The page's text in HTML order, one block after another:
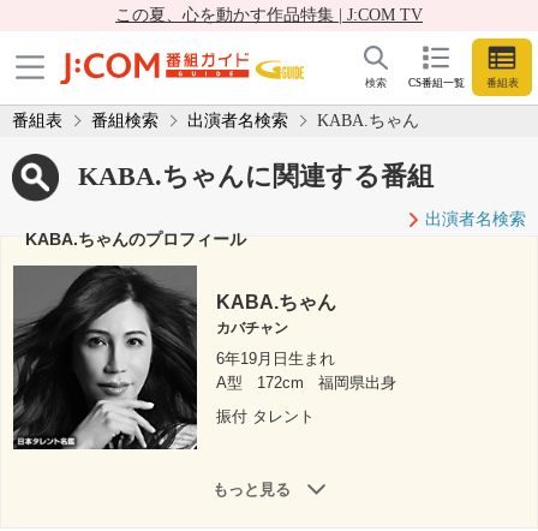
この夏、心を動かす作品特集 | J:COM TV
CS番組一覧 番組表
検索
番組表 番組検索 出演者名検索 KABA.ちゃん
KABA.ちゃんに関連する番組
出演者名検索
KABA.ちゃんのプロフィール
KABA.ちゃん
カバチャン
6年19月日生まれ
A型
172cm
福岡県出身
振付 タレント
もっと見る